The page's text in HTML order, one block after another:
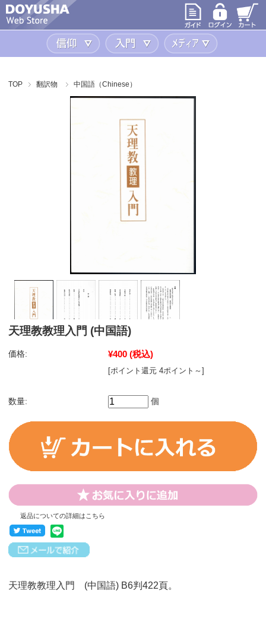
信仰 入門
TOP 翻訳物 中国語（Chinese）
天理教教理入門 (中国語)
価格: ¥400 (税込)
[ポイント還元 4ポイント～]
数量: 個
返品についての詳細はこちら
天理教教理入門 (中国語) B6判422頁。